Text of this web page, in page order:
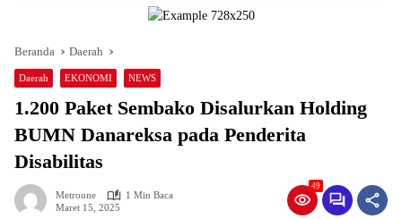
Beranda Daerah
Daerah EKONOMI NEWS
1.200 Paket Sembako Disalurkan Holding
BUMN Danareksa pada Penderita
Disabilitas
Metroone
1 Min Baca
Maret 15, 2025
49